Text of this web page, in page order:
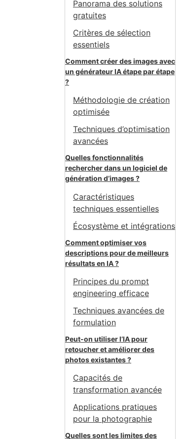
Panorama des solutions
gratuites
Critères de sélection
essentiels
Comment créer des images avec
un générateur IA étape par étape
?
Méthodologie de création
optimisée
Techniques d’optimisation
avancées
Quelles fonctionnalités
rechercher dans un logiciel de
génération d’images ?
Caractéristiques
techniques essentielles
Écosystème et intégrations
Comment optimiser vos
descriptions pour de meilleurs
résultats en IA ?
Principes du prompt
engineering efficace
Techniques avancées de
formulation
Peut-on utiliser l’IA pour
retoucher et améliorer des
photos existantes ?
Capacités de
transformation avancée
Applications pratiques
pour la photographie
Quelles sont les limites des